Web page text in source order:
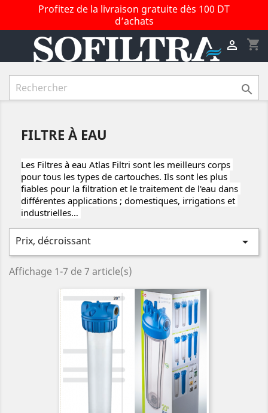
Profitez de la livraison gratuite dès 100 DT
d’achats
shopping_cart


FILTRE À EAU
Les Filtres à eau Atlas Filtri sont les meilleurs corps
pour tous les types de cartouches. Ils sont les plus
fiables pour la filtration et le traitement de l'eau dans
différentes applications ; domestiques, irrigations et
industrielles…
Prix, décroissant 
Affichage 1-7 de 7 article(s)